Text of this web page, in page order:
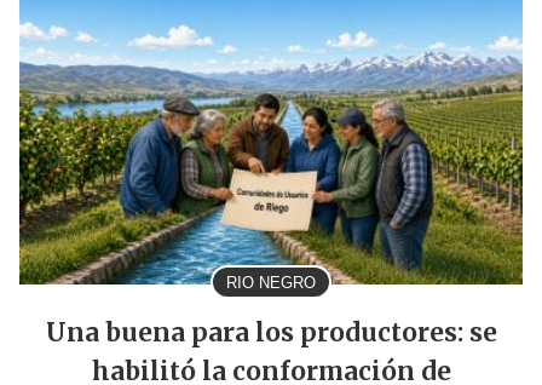
RIO NEGRO
Una buena para los productores: se
habilitó la conformación de